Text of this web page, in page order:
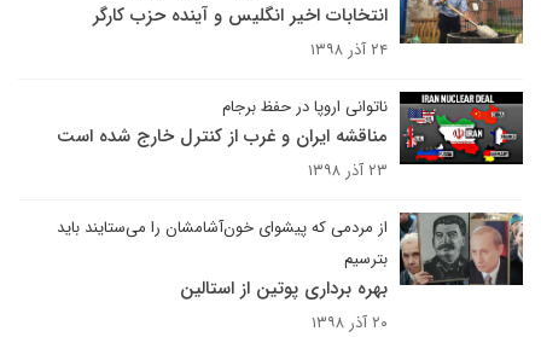
انتخابات اخیر انگلیس و آینده حزب کارگر
۲۴ آذر ۱۳۹۸
ناتوانی اروپا در حفظ برجام
مناقشه ایران و غرب از کنترل خارج شده است
۲۳ آذر ۱۳۹۸
از مردمی که پیشوای خون‌آشامشان را می‌ستایند باید
بترسیم
بهره برداری پوتین از استالین
۲۰ آذر ۱۳۹۸